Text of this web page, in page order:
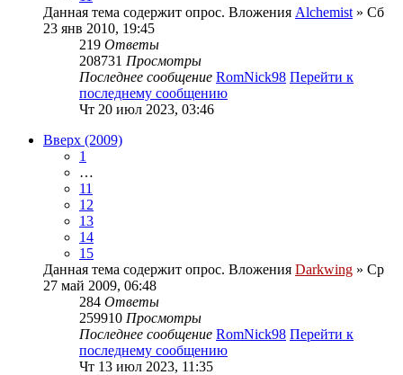
Данная тема содержит опрос. Вложения Alchemist » Сб
23 янв 2010, 19:45
219 Ответы
208731 Просмотры
Последнее сообщение RomNick98 Перейти к
последнему сообщению
Чт 20 июл 2023, 03:46
Вверх (2009)
1
…
11
12
13
14
15
Данная тема содержит опрос. Вложения Darkwing » Ср
27 май 2009, 06:48
284 Ответы
259910 Просмотры
Последнее сообщение RomNick98 Перейти к
последнему сообщению
Чт 13 июл 2023, 11:35